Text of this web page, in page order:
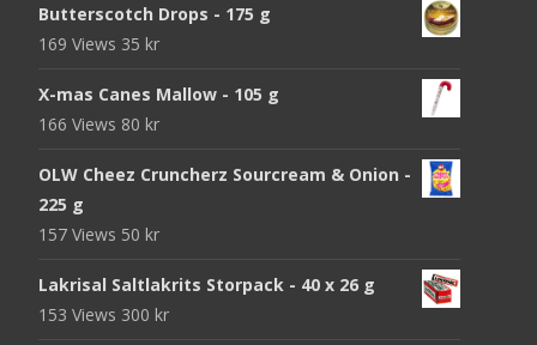
Butterscotch Drops - 175 g
169 Views 35 kr
X-mas Canes Mallow - 105 g
166 Views 80 kr
OLW Cheez Cruncherz Sourcream & Onion -
225 g
157 Views 50 kr
Lakrisal Saltlakrits Storpack - 40 x 26 g
153 Views 300 kr